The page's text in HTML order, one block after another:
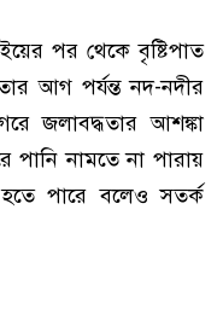
পর থেকে বৃষ্টিপাত
আগ পর্যন্ত নদ-নদীর
জলাবদ্ধতার আশঙ্কা
পানি নামতে না পারায়
পারে বলেও সতর্ক